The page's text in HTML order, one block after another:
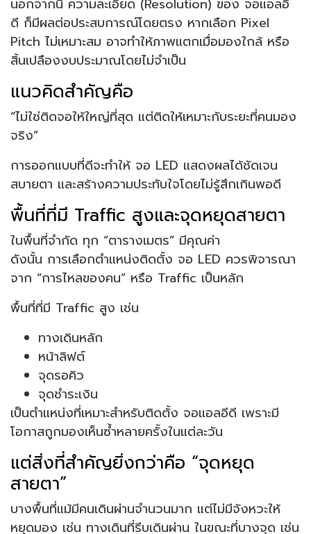
นอกจากนี้ ความละเอียด (Resolution) ของ จอแอลอี
ดี ก็มีผลต่อประสบการณ์โดยตรง หากเลือก Pixel
Pitch ไม่เหมาะสม อาจทำให้ภาพแตกเมื่อมองใกล้ หรือ
สิ้นเปลืองงบประมาณโดยไม่จำเป็น
แนวคิดสำคัญคือ
“ไม่ใช่ติดจอให้ใหญ่ที่สุด แต่ติดให้เหมาะกับระยะที่คนมอง
จริง”
การออกแบบที่ดีจะทำให้ จอ LED แสดงผลได้ชัดเจน
สบายตา และสร้างความประทับใจโดยไม่รู้สึกเกินพอดี
พื้นที่ที่มี Traffic สูงและจุดหยุดสายตา
ในพื้นที่จำกัด ทุก “ตารางเมตร” มีคุณค่า
ดังนั้น การเลือกตำแหน่งติดตั้ง จอ LED ควรพิจารณา
จาก “การไหลของคน” หรือ Traffic เป็นหลัก
พื้นที่ที่มี Traffic สูง เช่น
ทางเดินหลัก
หน้าลิฟต์
จุดรอคิว
จุดชำระเงิน
เป็นตำแหน่งที่เหมาะสำหรับติดตั้ง จอแอลอีดี เพราะมี
โอกาสถูกมองเห็นซ้ำหลายครั้งในแต่ละวัน
แต่สิ่งที่สำคัญยิ่งกว่าคือ “จุดหยุด
สายตา”
บางพื้นที่แม้มีคนเดินผ่านจำนวนมาก แต่ไม่มีจังหวะให้
หยุดมอง เช่น ทางเดินที่รีบเดินผ่าน ในขณะที่บางจุด เช่น